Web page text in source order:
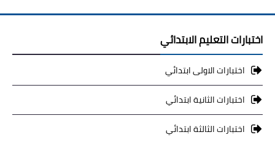
اختبارات التعليم الابتدائي
اختبارات الاولى ابتدائي
اختبارات الثانية ابتدائي
اختبارات الثالثة ابتدائي